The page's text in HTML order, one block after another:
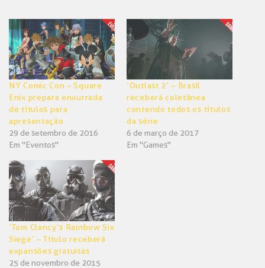
em
nova
janela)
em
nova
janela)
NY Comic Con – Square
Enix prepara enxurrada
de títulos para
apresentação
29 de setembro de 2016
Em "Eventos"
‘Outlast 2’ – Brasil
receberá coletânea
contendo todos os títulos
da série
6 de março de 2017
Em "Games"
‘Tom Clancy’s Rainbow Six
Siege’ – Título receberá
expansões gratuitas
25 de novembro de 2015